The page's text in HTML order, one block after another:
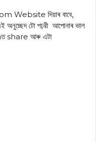
Website দিয়াৰ বাবে,
অনুচ্ছেদ টো পঢ়রী আপোনাৰ ভাল
share আৰু এটা